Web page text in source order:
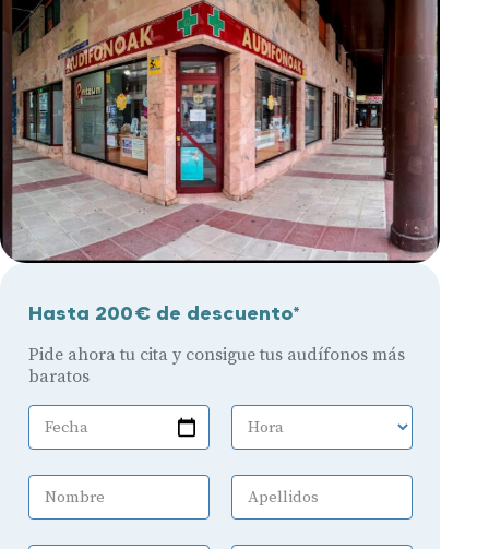
Hasta 200€ de descuento*
Pide ahora tu cita y consigue tus audífonos más
baratos
Fecha Hora
Nombre Apellidos